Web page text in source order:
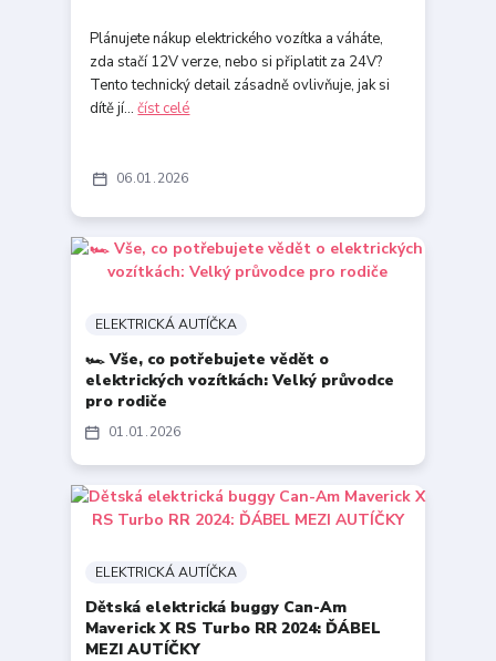
06 01 2026
Plánujete nákup elektrického vozítka a váháte,
zda stačí 12V verze, nebo si připlatit za 24V?
Tento technický detail zásadně ovlivňuje, jak si
dítě jí...číst celé
01 01 2026
ELEKTRICKÁ AUTÍČKA
🏎️ Vše, co potřebujete vědět o
elektrických vozítkách: Velký průvodce
pro rodiče
ELEKTRICKÁ AUTÍČKA
Dětská elektrická buggy Can-Am
Maverick X RS Turbo RR 2024: ĎÁBEL
MEZI AUTÍČKY